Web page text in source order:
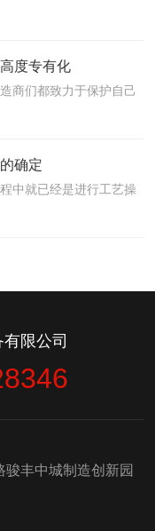
高强度、重复性、有职
2014年中国将成为全球
场，将占全球总销量
称为“中国工业机器人元
度专有化
商们都致力于保护自己
流程不被外人知晓，即
种专有的性质，并且混
术和操作方式，而这最
进行有效竞争的能力。
确定
中就已经是进行工艺操
是由积放小车组的运行
限公司
丰中城制造创新园